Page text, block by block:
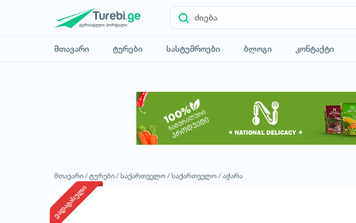
მთავარი ტურები სასტუმროები ბლოგი კონტაქტი
მთავარი / ტურები / საქართველო / საქართველო / აჭარა
ვადაგასული